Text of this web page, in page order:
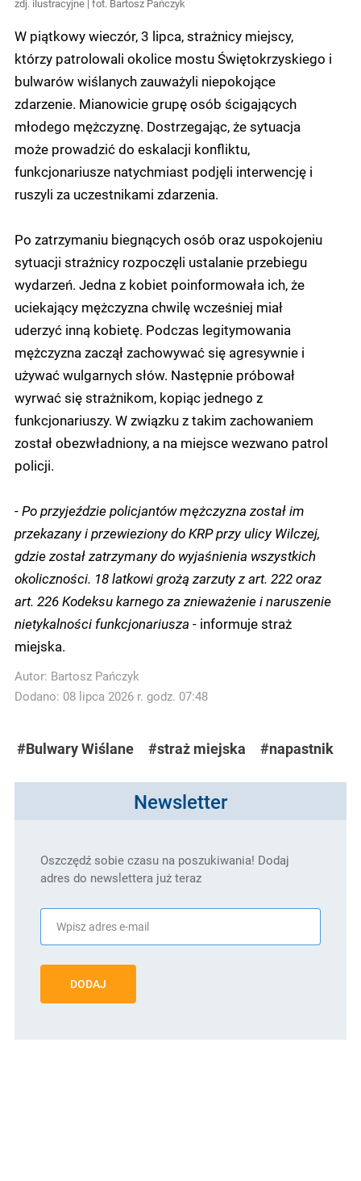
zdj. ilustracyjne | fot. Bartosz Pańczyk
W piątkowy wieczór, 3 lipca, strażnicy miejscy,
którzy patrolowali okolice mostu Świętokrzyskiego i
bulwarów wiślanych zauważyli niepokojące
zdarzenie. Mianowicie grupę osób ścigających
młodego mężczyznę. Dostrzegając, że sytuacja
może prowadzić do eskalacji konfliktu,
funkcjonariusze natychmiast podjęli interwencję i
ruszyli za uczestnikami zdarzenia.
Po zatrzymaniu biegnących osób oraz uspokojeniu
sytuacji strażnicy rozpoczęli ustalanie przebiegu
wydarzeń. Jedna z kobiet poinformowała ich, że
uciekający mężczyzna chwilę wcześniej miał
uderzyć inną kobietę. Podczas legitymowania
mężczyzna zaczął zachowywać się agresywnie i
używać wulgarnych słów. Następnie próbował
wyrwać się strażnikom, kopiąc jednego z
funkcjonariuszy. W związku z takim zachowaniem
został obezwładniony, a na miejsce wezwano patrol
policji.
-Po przyjeździe policjantów mężczyzna został im
przekazany i przewieziony do KRP przy ulicy Wilczej,
gdzie został zatrzymany do wyjaśnienia wszystkich
okoliczności. 18 latkowi grożą zarzuty z art. 222 oraz
art. 226 Kodeksu karnego za znieważenie i naruszenie
nietykalności funkcjonariusza - informuje straż
miejska.
Autor: Bartosz Pańczyk
Dodano: 08 lipca 2026 r. godz. 07:48
#Bulwary Wiślane #straż miejska #napastnik
Newsletter
Oszczędź sobie czasu na poszukiwania! Dodaj
adres do newslettera już teraz
DODAJ